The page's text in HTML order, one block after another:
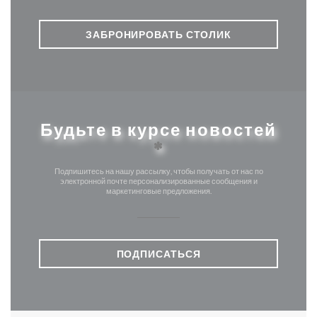
ЗАБРОНИРОВАТЬ СТОЛИК
Будьте в курсе новостей
*
Подпишитесь на нашу рассылку, чтобы получать от нас по
электронной почте персонализированные сообщения и
маркетинговые предложения.
ПОДПИСАТЬСЯ